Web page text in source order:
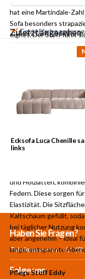
hat eine Martindale-
Sofa besonders
eignet. Der Stoff fühlt
Ausstrahlung, die zum
Achtung: Die Struktur
einer Art
unterschiedliche
einzelnen Bereiche
Aussehen von der
Sitzkomfort
Das Ecksofa Luca
durchdachten
Innenleben besteht
und Holzlatten,
Federn. Diese sorgen
Elastizität. Die
Kaltschaum gefüllt,
bei täglicher Nutzung
aber angenehm – ideal
lange, entspannte
Pflege Stoff Eddy
Gestellfarbe
Polsterung anpassen
Alle
Anmelden, um
Noch kein
Zuletzt angesehen
Ecksofa Luca Chenille
links
Mehr als 30.000
Produkte auf Lager
Haben Sie Fragen?
Telefonnummer: +31 (0)
Folge uns